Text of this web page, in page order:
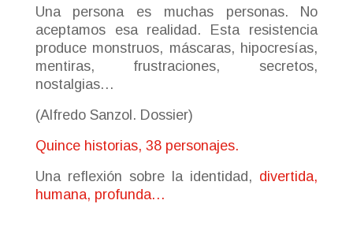
Una persona es muchas personas. No
aceptamos esa realidad. Esta resistencia
produce monstruos, máscaras, hipocresías,
mentiras, frustraciones, secretos,
nostalgias…
(Alfredo Sanzol. Dossier)
Quince historias, 38 personajes.
Una reflexión sobre la identidad, divertida,
humana, profunda…